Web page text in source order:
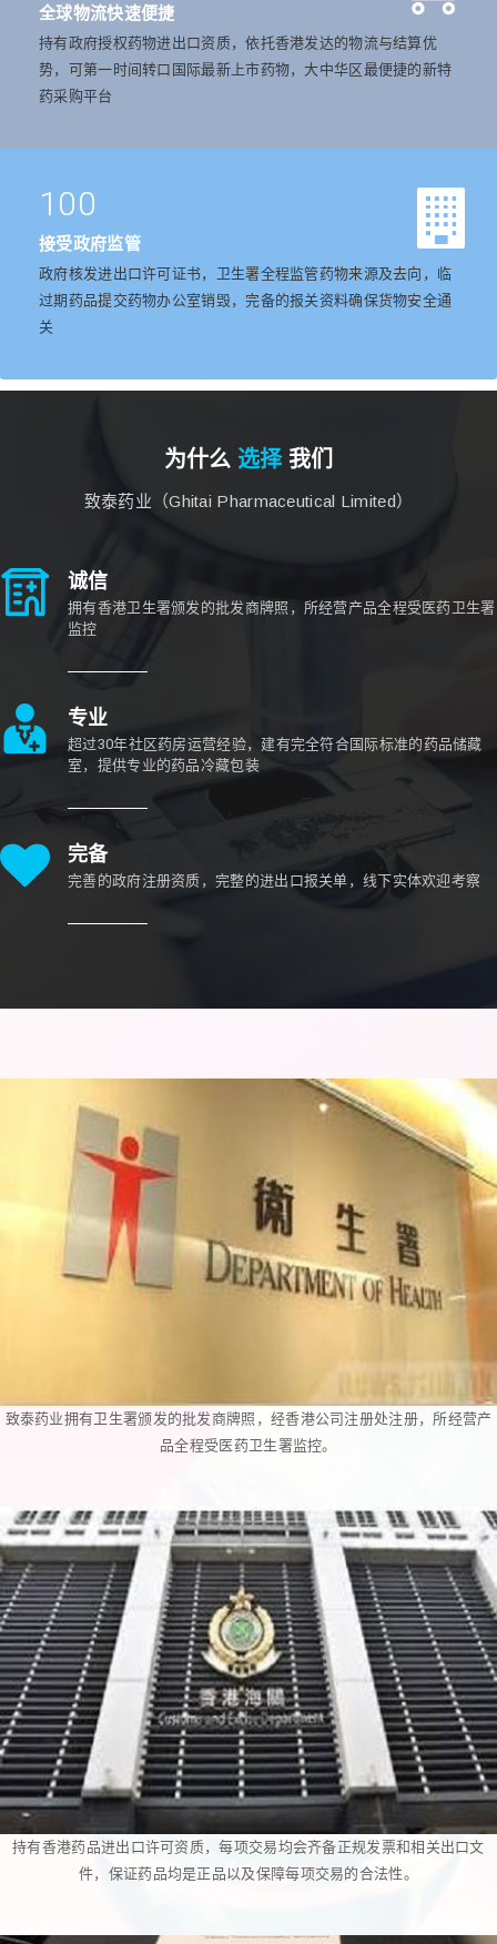
全球物流快速便捷
持有政府授权药物进出口资质，依托香港发达的物流与结算优
势，可第一时间转口国际最新上市药物，大中华区最便捷的新特
药采购平台
100
接受政府监管
政府核发进出口许可证书，卫生署全程监管药物来源及去向，临
过期药品提交药物办公室销毁，完备的报关资料确保货物安全通
关
为什么 选择我们
致泰药业（Ghitai Pharmaceutical Limited）
诚信
拥有香港卫生署颁发的批发商牌照，所经营产品全程受医药卫生署
监控
专业
超过30年社区药房运营经验，建有完全符合国际标准的药品储藏
室，提供专业的药品冷藏包装
完备
完善的政府注册资质，完整的进出口报关单，线下实体欢迎考察
致泰药业拥有卫生署颁发的批发商牌照，经香港公司注册处注册，所经营产
品全程受医药卫生署监控。
持有香港药品进出口许可资质，每项交易均会齐备正规发票和相关出口文
件，保证药品均是正品以及保障每项交易的合法性。